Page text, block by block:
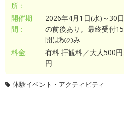
所：
開催期
間：
2026年4月1日(水)～30
の前後あり。最終受付
開は秋のみ
料金:
有料 拝観料／大人500
円
体験イベント・アクティビティ